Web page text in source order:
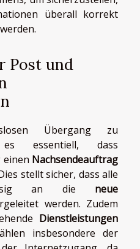
überall korrekt
Post und
Übergang zu
essentiell, dass
Nachsendeauftrag
stellt sicher, dass alle
an die neue
werden. Zudem
Dienstleistungen
insbesondere der